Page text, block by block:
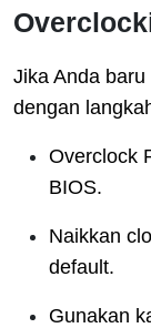
Jika Anda
dengan
Overclock
BIOS.
Naikkan
default.
Gunakan